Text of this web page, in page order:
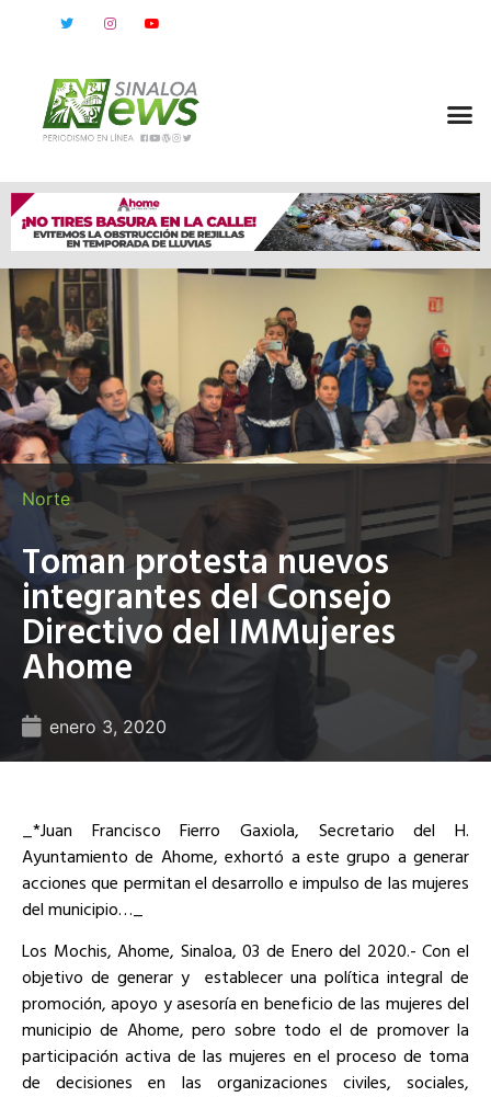
Norte
Toman protesta nuevos
integrantes del Consejo
Directivo del IMMujeres
Ahome
enero 3, 2020
_*Juan Francisco Fierro Gaxiola, Secretario del H.
Ayuntamiento de Ahome, exhortó a este grupo a generar
acciones que permitan el desarrollo e impulso de las mujeres
del municipio…_
Los Mochis, Ahome, Sinaloa, 03 de Enero del 2020.- Con el
objetivo de generar y establecer una política integral de
promoción, apoyo y asesoría en beneficio de las mujeres del
municipio de Ahome, pero sobre todo el de promover la
participación activa de las mujeres en el proceso de toma
de decisiones en las organizaciones civiles, sociales,